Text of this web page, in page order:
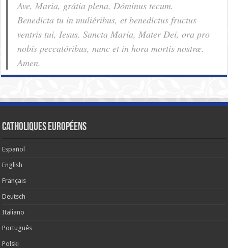
Ave, Maria, grátia plena, Dóminus tecum.
Benedícta tu in muliéribus, et benedíctus fructus
ventris tui, Iesus. Sancta Maria, Mater Dei, ora pro
nobis pec­ca­tóribus, nunc et in hora mortis nostræ.
Amen.
Catholiques européens
Español
English
Français
Deutsch
Italiano
Português
Polski